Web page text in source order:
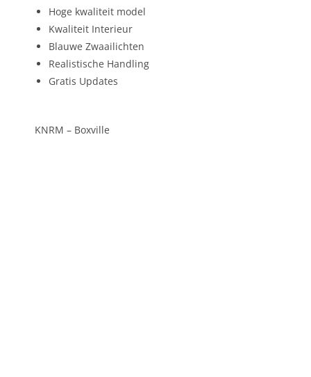
Hoge kwaliteit model
Kwaliteit Interieur
Blauwe Zwaailichten
Realistische Handling
Gratis Updates
KNRM – Boxville